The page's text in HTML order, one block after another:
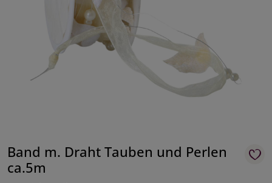
Band m. Draht Tauben und Perlen
ca.5m